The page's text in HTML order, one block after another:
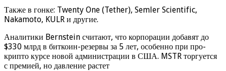
Также в гонке: Twenty One (Tether), Semler Scientific,
Nakamoto, KULR и другие.
Аналитики Bernstein считают, что корпорации добавят до
$330 млрд в биткоин-резервы за 5 лет, особенно при про-
крипто курсе новой администрации в США. MSTR торгуется
с премией, но давление растет